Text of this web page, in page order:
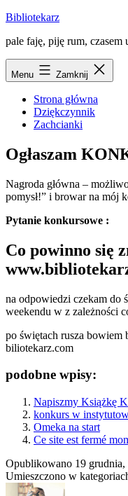
Przejdź
treści
Bibliotekarz
pale faję, piję rum,
Menu Zamknij
Strona główna
Dziękczynnik
Zachcianki
Ogłaszam
Nagroda główna –
pomysł!” i browar na mój
Pytanie konkursowe :
Co powinno się
na odpowiedzi czekam do
weekendu w z zależności
po świętach rusza bowiem
biliotekarz.com
podobne wpisy:
Napiszmy Książkę
konkurs w
Omeka na start
Ce site est fermé
Opublikowano 19 grudnia,
Umieszczono w